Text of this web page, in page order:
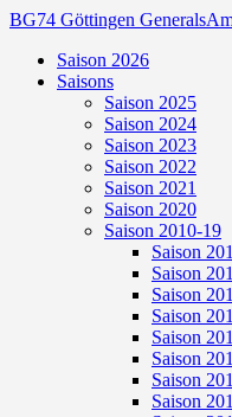
BG74 Göttingen Generals
Saison 2026
Saisons
Saison 2025
Saison 2024
Saison 2023
Saison 2022
Saison 2021
Saison 2020
Saison 2010-19
Saison
Saison
Saison
Saison
Saison
Saison
Saison
Saison